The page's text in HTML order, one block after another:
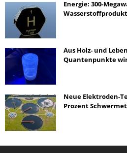
Energie: 300-
Aus Holz- und
Quantenpunkte
Neue Elektroden-
Prozent